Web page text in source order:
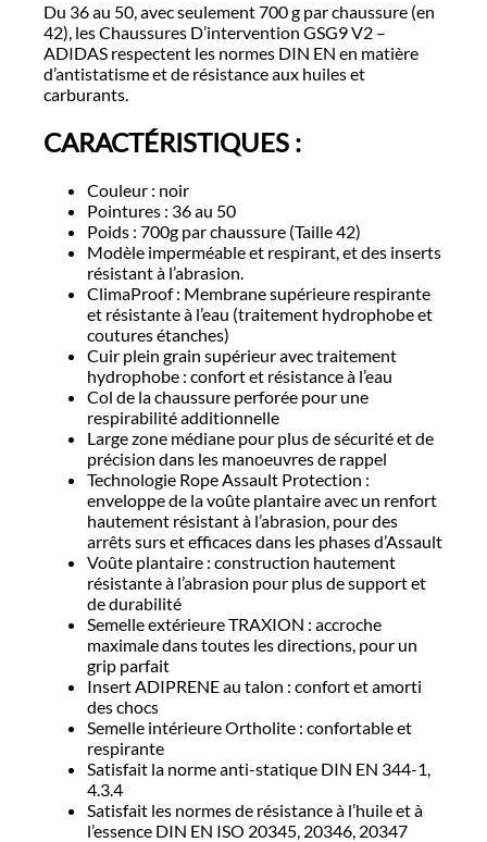
Du 36 au 50, avec seulement 700 g par chaussure (en
42), les Chaussures D’intervention GSG9 V2 –
ADIDAS respectent les normes DIN EN en matière
d’antistatisme et de résistance aux huiles et
carburants.
CARACTÉRISTIQUES :
Couleur : noir
Pointures : 36 au 50
Poids : 700g par chaussure (Taille 42)
Modèle imperméable et respirant, et des inserts
résistant à l’abrasion.
ClimaProof : Membrane supérieure respirante
et résistante à l’eau (traitement hydrophobe et
coutures étanches)
Cuir plein grain supérieur avec traitement
hydrophobe : confort et résistance à l’eau
Col de la chaussure perforée pour une
respirabilité additionnelle
Large zone médiane pour plus de sécurité et de
précision dans les manoeuvres de rappel
Technologie Rope Assault Protection :
enveloppe de la voûte plantaire avec un renfort
hautement résistant à l’abrasion, pour des
arrêts surs et efficaces dans les phases d’Assault
Voûte plantaire : construction hautement
résistante à l’abrasion pour plus de support et
de durabilité
Semelle extérieure TRAXION : accroche
maximale dans toutes les directions, pour un
grip parfait
Insert ADIPRENE au talon : confort et amorti
des chocs
Semelle intérieure Ortholite : confortable et
respirante
Satisfait la norme anti-statique DIN EN 344-1,
4.3.4
Satisfait les normes de résistance à l’huile et à
l’essence DIN EN ISO 20345, 20346, 20347